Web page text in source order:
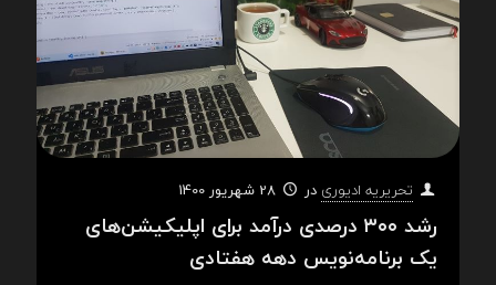
تحریریه ادیوری در 28 شهریور 1400
رشد ۳۰۰ درصدی درآمد برای اپلیکیشن‌های
یک برنامه‌نویس دهه هفتادی